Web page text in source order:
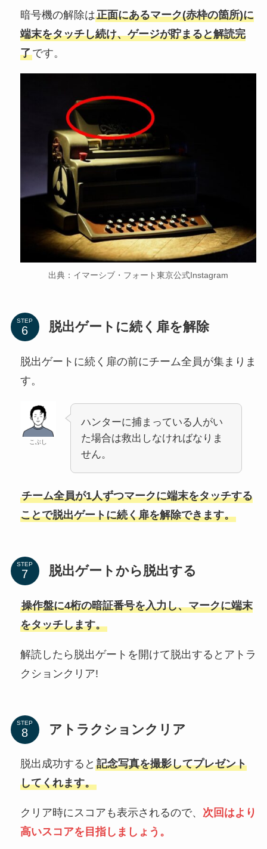
暗号機の解除は正面にあるマーク(赤枠の箇所)に
端末をタッチし続け、ゲージが貯まると解読完
了です。
出典：イマーシブ・フォート東京公式Instagram
STEP 脱出ゲートに続く扉を解除
脱出ゲートに続く扉の前にチーム全員が集まりま
す。
こぶし
ハンターに捕まっている人がい
た場合は救出しなければなりま
せん。
チーム全員が1人ずつマークに端末をタッチする
ことで脱出ゲートに続く扉を解除できます。
STEP 脱出ゲートから脱出する
操作盤に4桁の暗証番号を入力し、マークに端末
をタッチします。
解読したら脱出ゲートを開けて脱出するとアトラ
クションクリア!
STEP アトラクションクリア
脱出成功すると 記念写真を撮影してプレゼント
してくれます。
クリア時にスコアも表示されるので、 次回はより
高いスコアを目指しましょう。